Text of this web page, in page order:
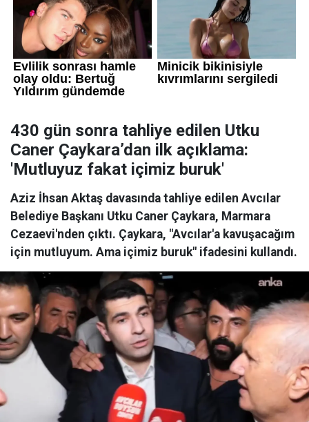
430 gün sonra tahliye edilen Utku
Caner Çaykara’dan ilk açıklama:
'Mutluyuz fakat içimiz buruk'
Aziz İhsan Aktaş davasında tahliye edilen Avcılar
Belediye Başkanı Utku Caner Çaykara, Marmara
Cezaevi'nden çıktı. Çaykara, "Avcılar'a kavuşacağım
için mutluyum. Ama içimiz buruk" ifadesini kullandı.